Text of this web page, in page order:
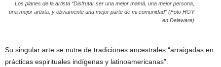
Los planes de la artista “Disfrutar ser una mejor mamá, una mejor persona,
una mejor artista, y obviamente una mejor parte de mi comunidad” (Foto HOY
en Delaware)
Su singular arte se nutre de tradiciones ancestrales “arraigadas en
prácticas espirituales indígenas y latinoamericanas”.